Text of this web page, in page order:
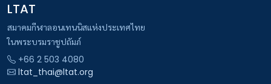
LTAT
สมาคมกีฬาลอนเทนนิสแห่งประเทศไทย
ในพระบรมราชูปถัมภ์
+66 2 503 4080
ltat_thai@ltat.org